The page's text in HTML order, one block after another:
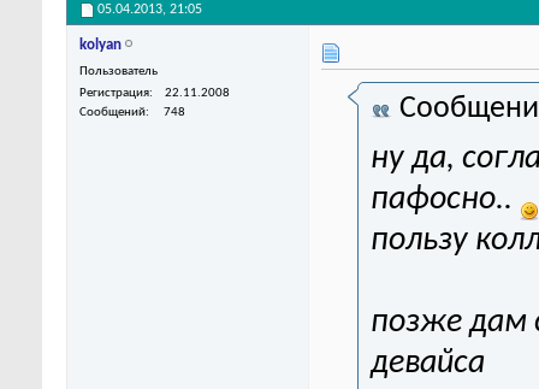
05.04.2013, 21:05
kolyan
Пользователь
Регистрация
22.11.2008
Сообщений
748
ну да,
пафосно..
пользу
позже дам
девайса